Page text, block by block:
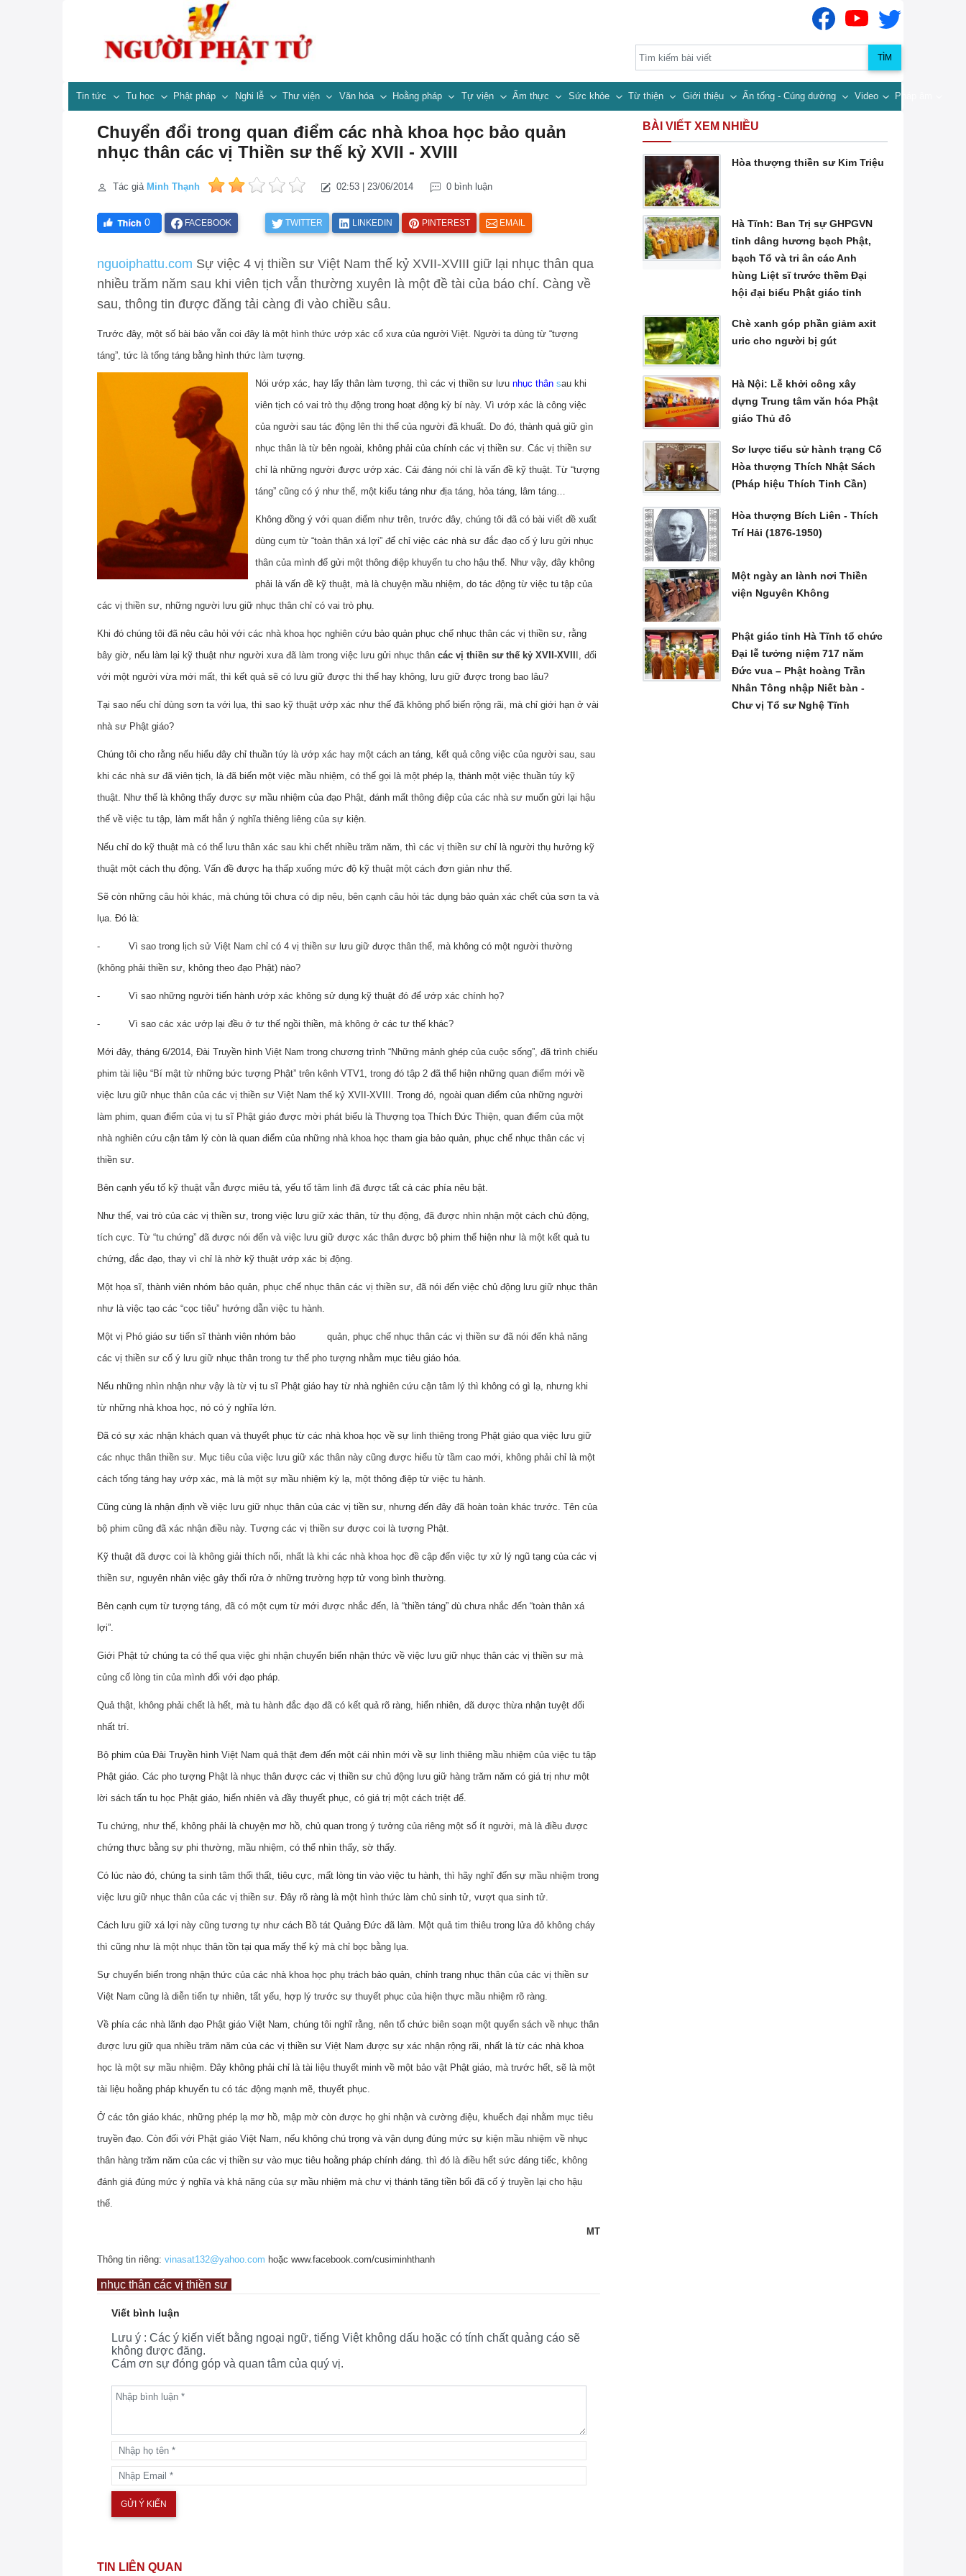
TÌM
Tin tức Tu học Phật pháp Nghi lễ Thư viện Văn hóa Hoằng pháp Tự viện Ẩm thực Sức khỏe Từ thiện Giới thiệu Ấn tống - Cúng dường Video Pháp âm
Chuyển đổi trong quan điểm các nhà khoa học bảo quản
nhục thân các vị Thiền sư thế kỷ XVII - XVIII
Tác giả Minh Thạnh 02:53 | 23/06/2014 0 bình luận
0 FACEBOOK TWITTER LINKEDIN PINTEREST EMAIL
nguoiphattu.com Sự việc 4 vị thiền sư Việt Nam thế kỷ XVII-XVIII giữ lại nhục thân qua
nhiều trăm năm sau khi viên tịch vẫn thường xuyên là một đề tài của báo chí. Càng về
sau, thông tin được đăng tải càng đi vào chiều sâu.
Trước đây, một số bài báo vẫn coi đây là một hình thức ướp xác cổ xưa của người Việt. Người ta dùng từ “tượng
táng”, tức là tống táng bằng hình thức làm tượng.
Nói ướp xác, hay lấy thân làm tượng, thì các vị thiền sư lưu nhục thân sau khi
viên tịch có vai trò thụ động trong hoạt động kỳ bí này. Vì ướp xác là công việc
của người sau tác động lên thi thể của người đã khuất. Do đó, thành quả giữ gìn
nhục thân là từ bên ngoài, không phải của chính các vị thiền sư. Các vị thiền sư
chỉ là những người được ướp xác. Cái đáng nói chỉ là vấn đề kỹ thuật. Từ “tượng
táng” cũng có ý như thế, một kiểu táng như địa táng, hỏa táng, lâm táng…
Không đồng ý với quan điểm như trên, trước đây, chúng tôi đã có bài viết đề xuất
dùng cụm từ “toàn thân xá lợi” để chỉ việc các nhà sư đắc đạo cố ý lưu gửi nhục
thân của mình để gửi một thông điệp khuyến tu cho hậu thế. Như vậy, đây không
phải là vấn đề kỹ thuật, mà là chuyện mầu nhiệm, do tác động từ việc tu tập của
các vị thiền sư, những người lưu giữ nhục thân chỉ có vai trò phụ.
Khi đó chúng tôi đã nêu câu hỏi với các nhà khoa học nghiên cứu bảo quản phục chế nhục thân các vị thiền sư, rằng
bây giờ, nếu làm lại kỹ thuật như người xưa đã làm trong việc lưu gửi nhục thân các vị thiền sư thế kỷ XVII-XVII
I, đối
với một người vừa mới mất, thì kết quả sẽ có lưu giữ được thi thể hay không, lưu giữ được trong bao lâu?
Tại sao nếu chỉ dùng sơn ta với lụa, thì sao kỹ thuật ướp xác như thế đã không phổ biến rộng rãi, mà chỉ giới hạn ở vài
nhà sư Phật giáo?
Chúng tôi cho rằng nếu hiểu đây chỉ thuần túy là ướp xác hay một cách an táng, kết quả công việc của người sau, sau
khi các nhà sư đã viên tịch, là đã biến một việc mầu nhiệm, có thể gọi là một phép lạ, thành một việc thuần túy kỹ
thuật. Như thế là không thấy được sự mầu nhiệm của đạo Phật, đánh mất thông điệp của các nhà sư muốn gửi lại hậu
thế về việc tu tập, làm mất hẳn ý nghĩa thiêng liêng của sự kiện.
Nếu chỉ do kỹ thuật mà có thể lưu thân xác sau khi chết nhiều trăm năm, thì các vị thiền sư chỉ là người thụ hưởng kỹ
thuật một cách thụ động. Vấn đề được hạ thấp xuống mức độ kỹ thuật một cách đơn giản như thế.
Sẽ còn những câu hỏi khác, mà chúng tôi chưa có dịp nêu, bên cạnh câu hỏi tác dụng bảo quản xác chết của sơn ta và
lụa. Đó là:
- Vì sao trong lịch sử Việt Nam chỉ có 4 vị thiền sư lưu giữ được thân thể, mà không có một người thường
(không phải thiền sư, không theo đạo Phật) nào?
- Vì sao những người tiến hành ướp xác không sử dụng kỹ thuật đó để ướp xác chính họ?
- Vì sao các xác ướp lại đều ở tư thế ngồi thiền, mà không ở các tư thế khác?
Mới đây, tháng 6/2014, Đài Truyền hình Việt Nam trong chương trình “Những mảnh ghép của cuộc sống”, đã trình chiếu
phim tài liệu “Bí mật từ những bức tượng Phật” trên kênh VTV1, trong đó tập 2 đã thể hiện những quan điểm mới về
việc lưu giữ nhục thân của các vị thiền sư Việt Nam thế kỷ XVII-XVIII. Trong đó, ngoài quan điểm của những người
làm phim, quan điểm của vị tu sĩ Phật giáo được mời phát biểu là Thượng tọa Thích Đức Thiện, quan điểm của một
nhà nghiên cứu cận tâm lý còn là quan điểm của những nhà khoa học tham gia bảo quản, phục chế nhục thân các vị
thiền sư.
Bên cạnh yếu tố kỹ thuật vẫn được miêu tả, yếu tố tâm linh đã được tất cả các phía nêu bật.
Như thế, vai trò của các vị thiền sư, trong việc lưu giữ xác thân, từ thụ động, đã được nhìn nhận một cách chủ động,
tích cực. Từ “tu chứng” đã được nói đến và việc lưu giữ được xác thân được bộ phim thể hiện như là một kết quả tu
chứng, đắc đạo, thay vì chỉ là nhờ kỹ thuật ướp xác bị động.
Một họa sĩ, thành viên nhóm bảo quản, phục chế nhục thân các vị thiền sư, đã nói đến việc chủ động lưu giữ nhục thân
như là việc tạo các “cọc tiêu” hướng dẫn việc tu hành.
Một vị Phó giáo sư tiến sĩ thành viên nhóm bảo quản, phục chế nhục thân các vị thiền sư đã nói đến khả năng
các vị thiền sư cố ý lưu giữ nhục thân trong tư thế pho tượng nhằm mục tiêu giáo hóa.
Nếu những nhìn nhận như vậy là từ vị tu sĩ Phật giáo hay từ nhà nghiên cứu cận tâm lý thì không có gì lạ, nhưng khi
từ những nhà khoa học, nó có ý nghĩa lớn.
Đã có sự xác nhận khách quan và thuyết phục từ các nhà khoa học về sự linh thiêng trong Phật giáo qua việc lưu giữ
các nhục thân thiền sư. Mục tiêu của việc lưu giữ xác thân này cũng được hiểu từ tầm cao mới, không phải chỉ là một
cách tống táng hay ướp xác, mà là một sự mầu nhiệm kỳ lạ, một thông điệp từ việc tu hành.
Cũng cùng là nhận định về việc lưu giữ nhục thân của các vị tiền sư, nhưng đến đây đã hoàn toàn khác trước. Tên của
bộ phim cũng đã xác nhận điều này. Tượng các vị thiền sư được coi là tượng Phật.
Kỹ thuật đã được coi là không giải thích nổi, nhất là khi các nhà khoa học đề cập đến việc tự xử lý ngũ tạng của các vị
thiền sư, nguyên nhân việc gây thối rửa ở những trường hợp tử vong bình thường.
Bên cạnh cụm từ tượng táng, đã có một cụm từ mới được nhắc đến, là “thiền táng” dù chưa nhắc đến “toàn thân xá
lợi”.
Giới Phật tử chúng ta có thể qua việc ghi nhận chuyển biến nhận thức về việc lưu giữ nhục thân các vị thiền sư mà
củng cố lòng tin của mình đối với đạo pháp.
Quả thật, không phải chết là hết, mà tu hành đắc đạo đã có kết quả rõ ràng, hiển nhiên, đã được thừa nhận tuyệt đối
nhất trí.
Bộ phim của Đài Truyền hình Việt Nam quả thật đem đến một cái nhìn mới về sự linh thiêng mầu nhiệm của việc tu tập
Phật giáo. Các pho tượng Phật là nhục thân được các vị thiền sư chủ động lưu giữ hàng trăm năm có giá trị như một
lời sách tấn tu học Phật giáo, hiển nhiên và đầy thuyết phục, có giá trị một cách triệt để.
Tu chứng, như thế, không phải là chuyện mơ hồ, chủ quan trong ý tưởng của riêng một số ít người, mà là điều được
chứng thực bằng sự phi thường, mầu nhiệm, có thể nhìn thấy, sờ thấy.
Có lúc nào đó, chúng ta sinh tâm thối thất, tiêu cực, mất lòng tin vào việc tu hành, thì hãy nghĩ đến sự mầu nhiệm trong
việc lưu giữ nhục thân của các vị thiền sư. Đây rõ ràng là một hình thức làm chủ sinh tử, vượt qua sinh tử.
Cách lưu giữ xá lợi này cũng tương tự như cách Bồ tát Quảng Đức đã làm. Một quả tim thiêu trong lửa đỏ không cháy
thì cũng như là một nhục thân tồn tại qua mấy thế kỷ mà chỉ bọc bằng lụa.
Sự chuyển biến trong nhận thức của các nhà khoa học phụ trách bảo quản, chỉnh trang nhục thân của các vị thiền sư
Việt Nam cũng là diễn tiến tự nhiên, tất yếu, hợp lý trước sự thuyết phục của hiện thực mầu nhiệm rõ ràng.
Về phía các nhà lãnh đạo Phật giáo Việt Nam, chúng tôi nghĩ rằng, nên tổ chức biên soạn một quyển sách về nhục thân
được lưu giữ qua nhiều trăm năm của các vị thiền sư Việt Nam được sự xác nhận rộng rãi, nhất là từ các nhà khoa
học là một sự mầu nhiệm. Đây không phải chỉ là tài liệu thuyết minh về một bảo vật Phật giáo, mà trước hết, sẽ là một
tài liệu hoằng pháp khuyến tu có tác động mạnh mẽ, thuyết phục.
Ở các tôn giáo khác, những phép lạ mơ hồ, mập mờ còn được họ ghi nhận và cường điệu, khuếch đại nhằm mục tiêu
truyền đạo. Còn đối với Phật giáo Việt Nam, nếu không chú trọng và vận dụng đúng mức sự kiện mầu nhiệm về nhục
thân hàng trăm năm của các vị thiền sư vào mục tiêu hoằng pháp chính đáng. thì đó là điều hết sức đáng tiếc, không
đánh giá đúng mức ý nghĩa và khả năng của sự mầu nhiệm mà chư vị thánh tăng tiền bối đã cố ý truyền lại cho hậu
thế.
MT
Thông tin riêng: vinasat132@yahoo.com hoặc www.facebook.com/cusiminhthanh
nhục thân các vị thiền sư
Viết bình luận
Lưu ý : Các ý kiến viết bằng ngoại ngữ, tiếng Việt không dấu hoặc có tính chất quảng cáo sẽ
không được đăng.
Cám ơn sự đóng góp và quan tâm của quý vị.
TIN LIÊN QUAN
BÀI VIẾT XEM NHIỀU
Hòa thượng thiền sư Kim Triệu
Hà Tĩnh: Ban Trị sự GHPGVN
tỉnh dâng hương bạch Phật,
bạch Tổ và tri ân các Anh
hùng Liệt sĩ trước thềm Đại
hội đại biểu Phật giáo tỉnh
Chè xanh góp phần giảm axit
uric cho người bị gút
Hà Nội: Lễ khởi công xây
dựng Trung tâm văn hóa Phật
giáo Thủ đô
Sơ lược tiểu sử hành trạng Cố
Hòa thượng Thích Nhật Sách
(Pháp hiệu Thích Tinh Cần)
Hòa thượng Bích Liên - Thích
Trí Hải (1876-1950)
Một ngày an lành nơi Thiền
viện Nguyên Không
Phật giáo tỉnh Hà Tĩnh tổ chức
Đại lễ tưởng niệm 717 năm
Đức vua – Phật hoàng Trần
Nhân Tông nhập Niết bàn -
Chư vị Tổ sư Nghệ Tĩnh